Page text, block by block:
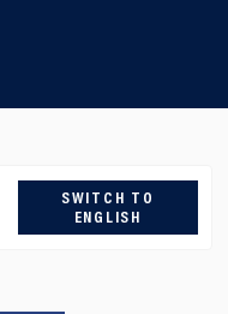
SWITCH TO
ENGLISH